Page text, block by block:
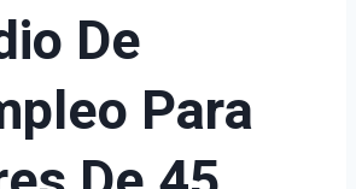
De
Para